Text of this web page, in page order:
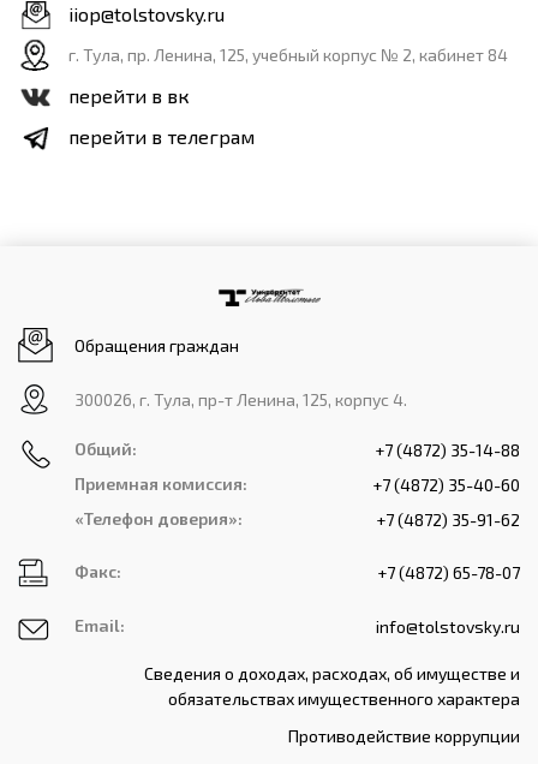
iiop@tolstovsky.ru
г. Тула, пр. Ленина, 125, учебный корпус № 2, кабинет 84
перейти в вк
перейти в телеграм
Обращения граждан
300026, г. Тула, пр-т Ленина, 125, корпус 4.
Общий:
+7 (4872) 35-14-88
Приемная комиссия:
+7 (4872) 35-40-60
«Телефон доверия»:
+7 (4872) 35-91-62
Факс: +7 (4872) 65-78-07
Email: info@tolstovsky.ru
Сведения о доходах, расходах, об имуществе и
обязательствах имущественного характера
Противодействие коррупции